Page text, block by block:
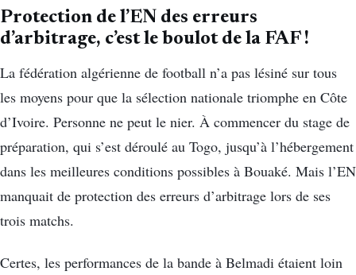
Protection de l’EN des erreurs
d’arbitrage, c’est le boulot de la FAF !
La fédération algérienne de football n’a pas lésiné sur tous
les moyens pour que la sélection nationale triomphe en Côte
d’Ivoire. Personne ne peut le nier. À commencer du stage de
préparation, qui s’est déroulé au Togo, jusqu’à l’hébergement
dans les meilleures conditions possibles à Bouaké. Mais l’EN
manquait de protection des erreurs d’arbitrage lors de ses
trois matchs.
Certes, les performances de la bande à Belmadi étaient loin